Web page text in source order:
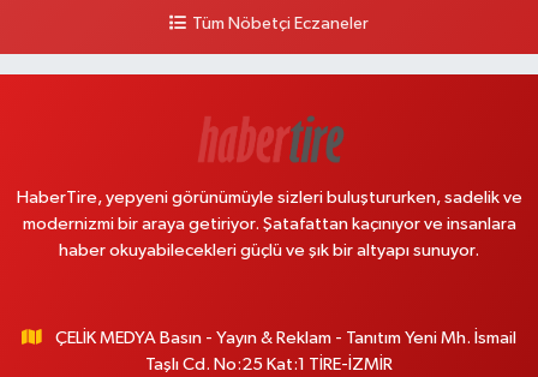
Tüm Nöbetçi Eczaneler
HaberTire, yepyeni görünümüyle sizleri buluştururken, sadelik ve
modernizmi bir araya getiriyor. Şatafattan kaçınıyor ve insanlara
haber okuyabilecekleri güçlü ve şık bir altyapı sunuyor.
ÇELİK MEDYA Basın - Yayın & Reklam - Tanıtım Yeni Mh. İsmail
Taşlı Cd. No:25 Kat:1 TİRE-İZMİR